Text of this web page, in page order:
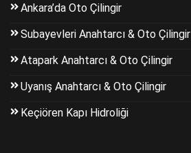
Ankara’da Oto Çilingir
Subayevleri Anahtarcı & Oto Çilingir
Atapark Anahtarcı & Oto Çilingir
Uyanış Anahtarcı & Oto Çilingir
Keçiören Kapı Hidroliği